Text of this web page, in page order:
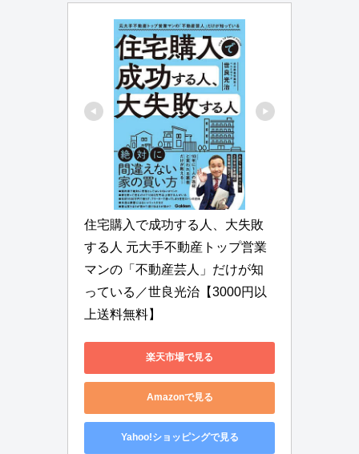
住宅購入で成功する人、大失敗
する人 元大手不動産トップ営業
マンの「不動産芸人」だけが知
っている／世良光治【3000円以
上送料無料】
楽天市場で見る
Amazonで見る
Yahoo!ショッピングで見る